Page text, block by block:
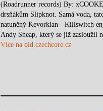
(Roadrunner records) By:
drsňákům Slipknot. Samá voda,
natuněný Kevorkian - Killswitch
Andy Sneap, který se již zasloužil
Více na old.czechcore.cz